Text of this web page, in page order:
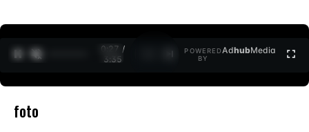
0:27 /
3:35
POWERED
BY
AdhubMedia
foto